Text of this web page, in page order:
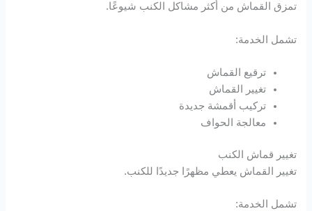
Hacklink
Hacklink Panel
Masal oku
تمزق القماش من أكثر مشاكل الكنب شيوعًا.
تشمل الخدمة:
ترقيع القماش
تغيير القماش
تركيب أقمشة جديدة
معالجة الحواف
تغيير قماش الكنب
تغيير القماش يعطي مظهرًا جديدًا للكنب.
تشمل الخدمة: